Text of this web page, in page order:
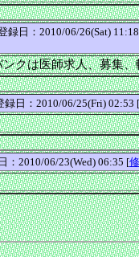
録日：2010/06/26(Sat)
クは医師求人、募集
録日：2010/06/25(Fri) 02:53 [
：2010/06/23(Wed) 06:35 [